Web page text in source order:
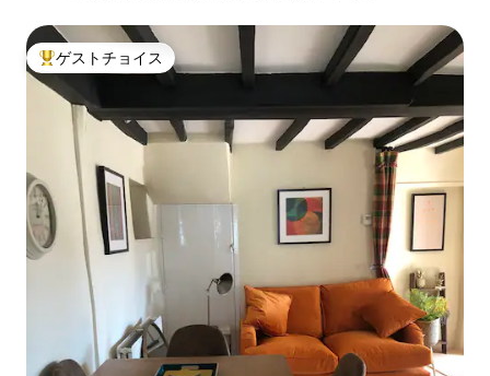
大好評のゲストチョイスです。
ゲストチョイス